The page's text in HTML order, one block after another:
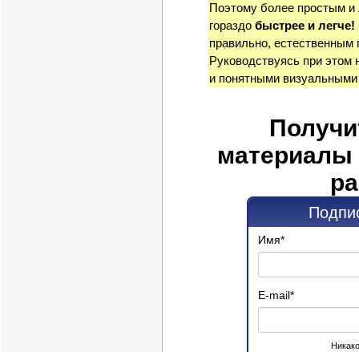
Поэтому более простым
гораздо быстрее и легче!
правильно, естественным
Руководствуясь при
и понятными
материалы
Имя*
E-mail*